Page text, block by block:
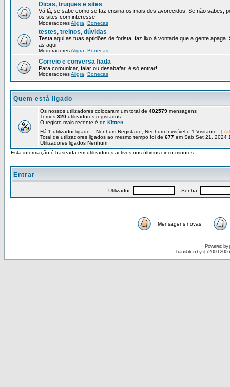
Dicas, truques e sites
Vá lá, se sabe como se faz ensina os mais desfavorecidos. Se não sabes,
os sites com interesse
ModeradoresAligra Bonecas
testes, treinos, dúvidas
Testa aqui as tuas aptidões de forista, faz lixo à vontade que a gente
as aqui
ModeradoresAligra Bonecas
Correio e conversa fiada
Para comunicar, falar ou desabafar, é só entrar!
ModeradoresAligra Bonecas
Quem está ligado
Os nossos utilizadores colocaram um total de 402579 mensagens
Temos 320 utilizadores registados
O registo mais recente é de Kittten
Há 1 utilizador ligado :: Nenhum Registado, Nenhum Invisível e 1 Visitante [
Total de utilizadores ligados ao mesmo tempo foi de 677 em Sáb Set 21, 2024
Utilizadores ligados Nenhum
Esta informação é baseada em utilizadores activos nos últimos cinco minutos
Entrar
Utilizador: Senha:
Mensagens novas
Powered by
Translation by: (c) 2000-